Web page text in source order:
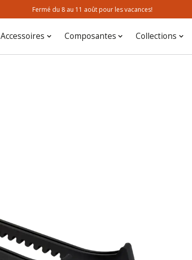
Fermé du 8 au 11 août pour les vacances!
Accessoires Composantes Collections